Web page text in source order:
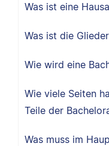
Was ist eine
Was ist die
Wie wird eine
Wie viele Seiten
Teile der
Was muss im